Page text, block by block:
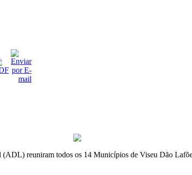
reuniram todos os 14 Municípios de Viseu Dão